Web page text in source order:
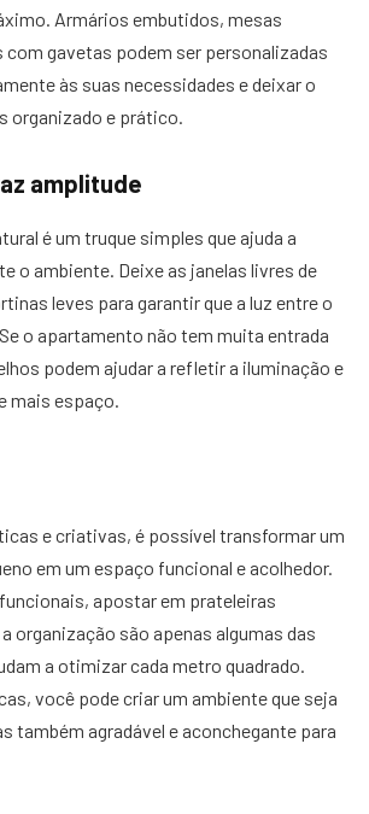
Armários embutidos, mesas
com gavetas podem ser personalizadas
às suas necessidades e deixar o
organizado e prático.
amplitude
é um truque simples que ajuda a
o ambiente. Deixe as janelas livres de
leves para garantir que a luz entre o
o apartamento não tem muita entrada
podem ajudar a refletir a iluminação e
mais espaço.
e criativas, é possível transformar um
em um espaço funcional e acolhedor.
apostar em prateleiras
organização são apenas algumas das
a otimizar cada metro quadrado.
você pode criar um ambiente que seja
também agradável e aconchegante para